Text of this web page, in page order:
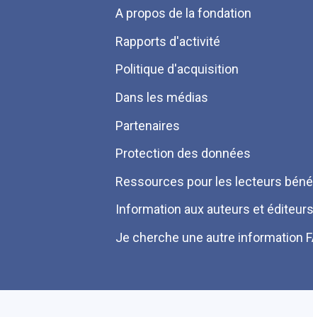
Menu
Pied
de
page
A propos de la fondation
Rapports d'activité
Politique d'acquisition
Dans les médias
Partenaires
Protection des données
Ressources pour les lecteurs
Information aux auteurs et éditeurs
Je cherche une autre information